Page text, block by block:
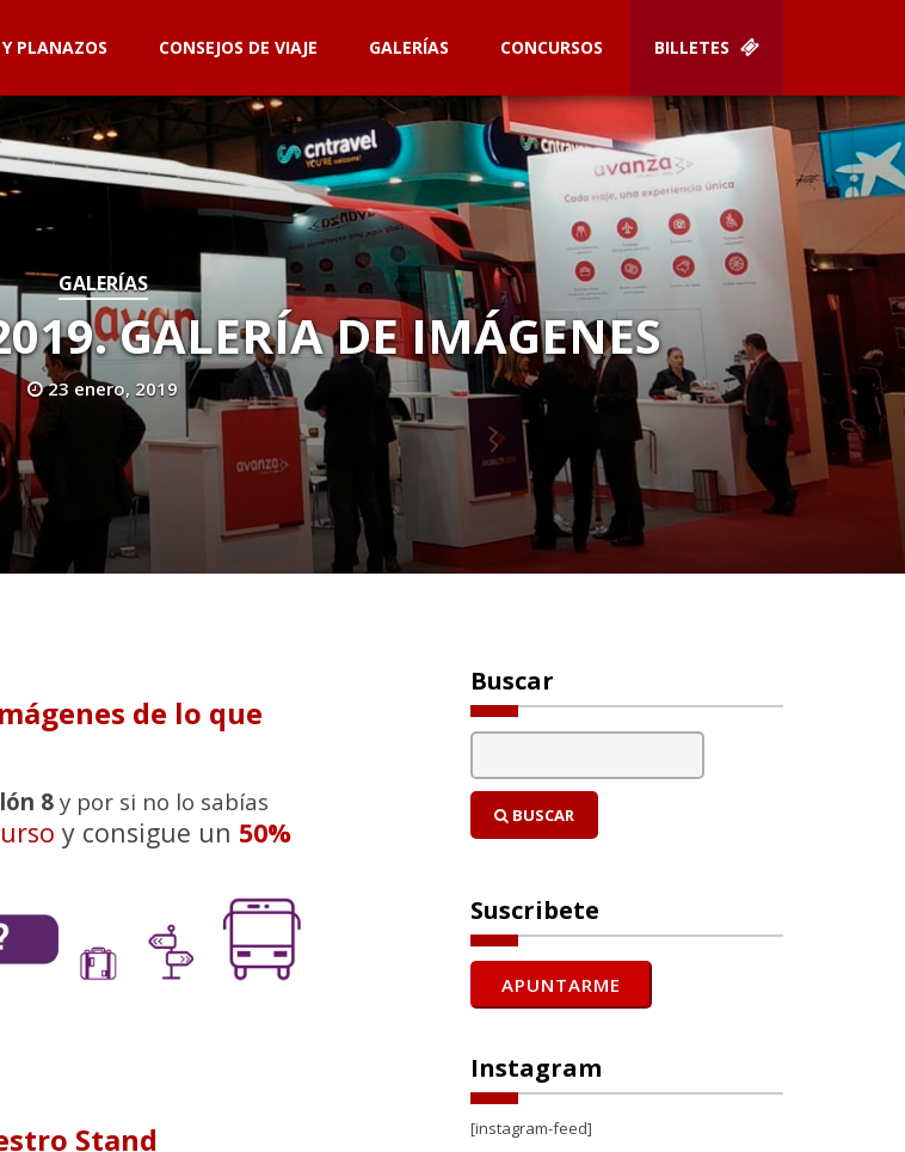
PLANAZOS CONSEJOS DE VIAJE GALERÍAS CONCURSOS BILLETES
GALERÍAS
GALERÍA DE IMÁGENES
23 enero, 2019
de lo que
8 y por si no lo sabías
y consigue un 50%
Stand
Buscar
BUSCAR
Suscribete
Instagram
[instagram-feed]